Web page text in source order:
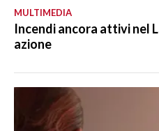
MULTIMEDIA
Incendi ancora attivi nel
azione